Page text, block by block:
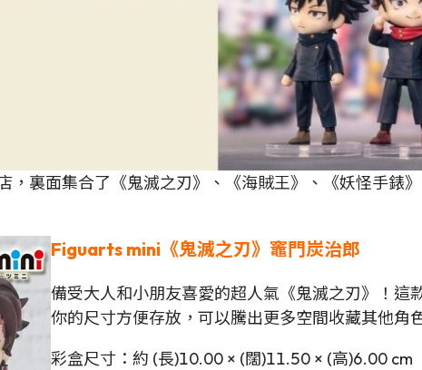
，裏面集合了《鬼滅之刃》、《海賊王》、《妖怪手錶
Figuarts mini《鬼滅之刃》竈門炭治郎
備受大人和小朋友喜愛的超人氣《鬼滅之刃》！這
你的尺寸方便存放，可以騰出更多空間收藏其他角
彩盒尺寸：約 (長)10.00 × (闊)11.50 × (高)6.00 cm